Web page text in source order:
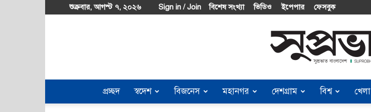
শুক্রবার, আগস্ট ৭, ২০২৬ Sign in / Join বিশেষ সংখ্যা ভিডিও ইপেপার ফেসবুক
Suprobhat
প্রচ্ছদ স্বদেশ বিজনেস মহানগর দেশগ্রাম বিশ্ব খেলা